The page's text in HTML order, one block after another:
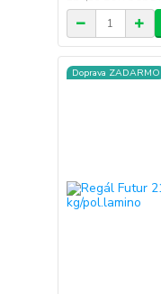
Doprava ZADARMO